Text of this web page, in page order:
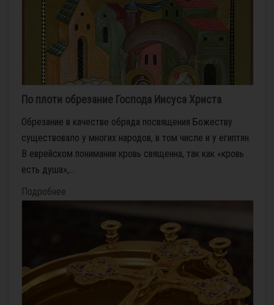
По плоти обрезание Господа Иисуса Христа
Обрезание в качестве обряда посвящения Божеству
существовало у многих народов, в том числе и у египтян.
В еврейском понимании кровь священна, так как «кровь
есть душа»,...
Подробнее